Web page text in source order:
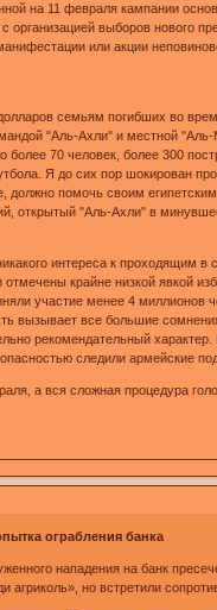
на 11 февраля кампании
выборов нового
или акции
семьям погибших во
"Аль-Ахли" и местной
70 человек, более 300
Я до сих пор
помочь своим
открытый "Аль-Ахли" в
интереса к
крайне низкой явкой
участие менее 4
вызывает все большие
рекомендательный
следили армейские
а вся сложная процедура
ограбления банка
нападения на банк
но встретили